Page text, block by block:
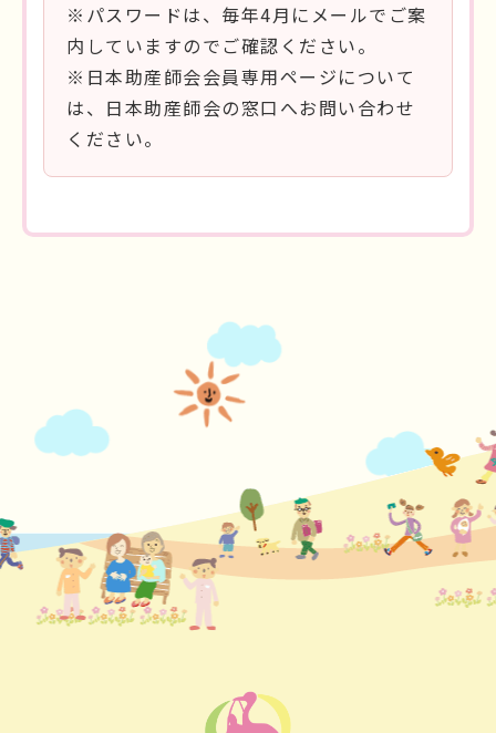
※パスワードは、毎年4月にメールでご案
内していますのでご確認ください。
※日本助産師会会員専用ページについて
は、日本助産師会の窓口へお問い合わせ
ください。